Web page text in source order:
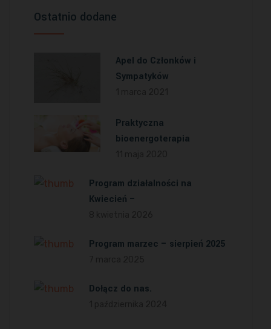
Ostatnio dodane
Apel do Członków i
Sympatyków
Praktyczna
bioenergoterapia
Program działalności na
Kwiecień –
Program marzec – sierpień 2025
Dołącz do nas.